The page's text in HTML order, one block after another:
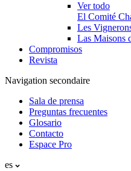
Ver todo
El Comité
Les
Las Maisons
Compromisos
Revista
Navigation secondaire
Sala de prensa
Preguntas frecuentes
Glosario
Contacto
Espace Pro
es